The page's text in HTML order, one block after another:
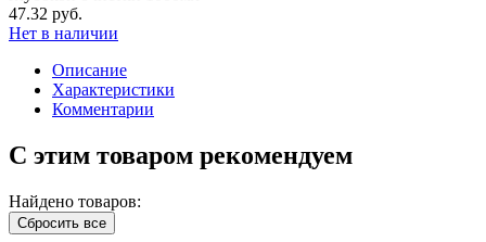
47.32 руб.
Нет в наличии
Описание
Характеристики
Комментарии
С этим товаром рекомендуем
Найдено товаров:
Сбросить все